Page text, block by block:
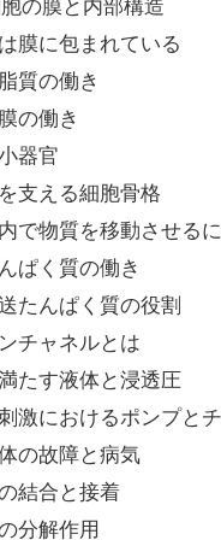
の膜と内部構造
膜に包まれている
質の働き
の働き
器官
支える細胞骨格
で物質を移動させる
ぱく質の働き
たんぱく質の役割
チャネルとは
たす液体と浸透圧
激におけるポンプと
の故障と病気
結合と接着
分解作用